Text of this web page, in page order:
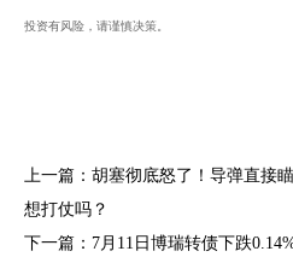
投资有风险，请谨慎决策。
上一篇： 胡塞彻底怒了！导弹直接
想打仗吗？
下一篇： 7月11日博瑞转债下跌